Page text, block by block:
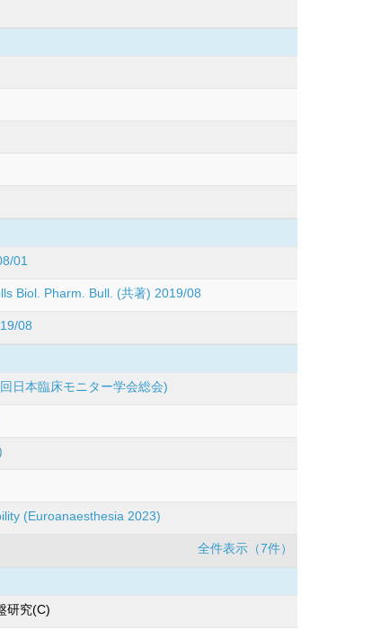
01
Biol. Pharm. Bull. (共著) 2019/08
08
日本臨床モニター学会総会)
(Euroanaesthesia 2023)
全件表示（7件）
研究(C)